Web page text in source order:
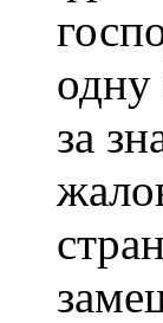
одну
за